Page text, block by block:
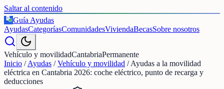
Saltar al contenido
€
Guía Ayudas
AyudasCategoríasComunidadesViviendaBecasSobre nosotros
Vehículo y movilidadCantabriaPermanente
Inicio /Ayudas /Vehículo y movilidad /Ayudas a la movilidad
eléctrica en Cantabria 2026: coche eléctrico, punto de recarga y
deducciones